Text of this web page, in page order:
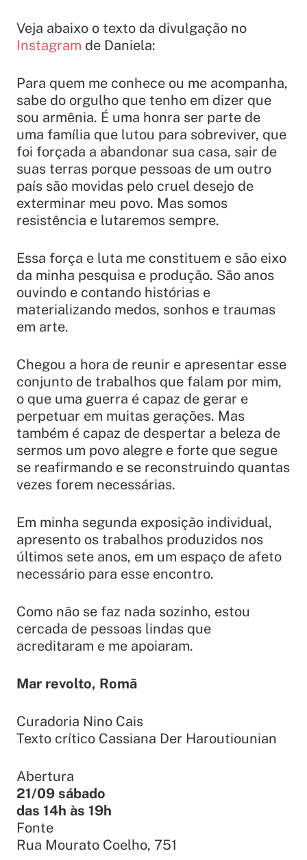
Veja abaixo o texto da divulgação no
Instagram de Daniela:
Para quem me conhece ou me acompanha,
sabe do orgulho que tenho em dizer que
sou armênia. É uma honra ser parte de
uma família que lutou para sobreviver, que
foi forçada a abandonar sua casa, sair de
suas terras porque pessoas de um outro
país são movidas pelo cruel desejo de
exterminar meu povo. Mas somos
resistência e lutaremos sempre.
Essa força e luta me constituem e são eixo
da minha pesquisa e produção. São anos
ouvindo e contando histórias e
materializando medos, sonhos e traumas
em arte.
Chegou a hora de reunir e apresentar esse
conjunto de trabalhos que falam por mim,
o que uma guerra é capaz de gerar e
perpetuar em muitas gerações. Mas
também é capaz de despertar a beleza de
sermos um povo alegre e forte que segue
se reafirmando e se reconstruindo quantas
vezes forem necessárias.
Em minha segunda exposição individual,
apresento os trabalhos produzidos nos
últimos sete anos, em um espaço de afeto
necessário para esse encontro.
Como não se faz nada sozinho, estou
cercada de pessoas lindas que
acreditaram e me apoiaram.
Mar revolto, Romã
Curadoria Nino Cais
Texto crítico Cassiana Der Haroutiounian
Abertura
21/09 sábado
das 14h às 19h
Fonte
Rua Mourato Coelho, 751